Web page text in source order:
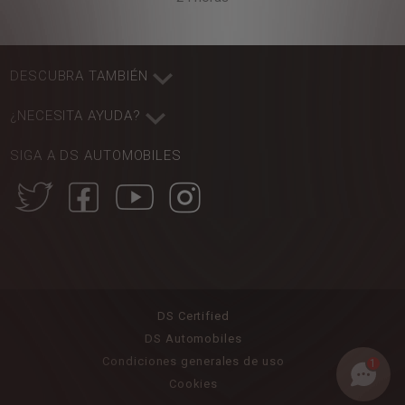
DESCUBRA TAMBIÉN
¿NECESITA AYUDA?
SIGA A DS AUTOMOBILES
DS Certified
DS Automobiles
Condiciones generales de uso
Cookies
1